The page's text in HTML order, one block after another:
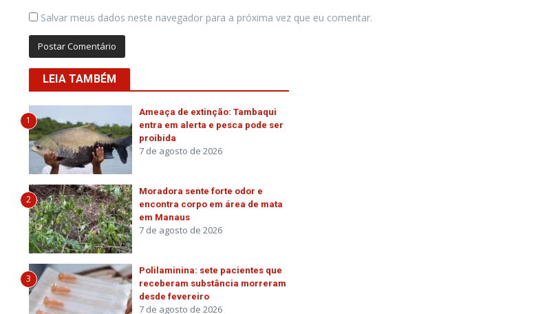
Salvar meus dados neste navegador para a próxima vez que eu comentar.
LEIA TAMBÉM
1
Ameaça de extinção: Tambaqui
entra em alerta e pesca pode ser
proibida
7 de agosto de 2026
2
Moradora sente forte odor e
encontra corpo em área de mata
em Manaus
7 de agosto de 2026
3
Polilaminina: sete pacientes que
receberam substância morreram
desde fevereiro
7 de agosto de 2026